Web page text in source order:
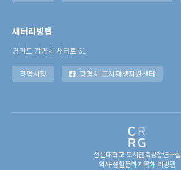
새터리빙랩
경기도 광명시 새터로 61
광명시청 광명시 도시재생지원센터
선문대학교 도시건축융합연구실
역사·생활문화기록화 리빙랩